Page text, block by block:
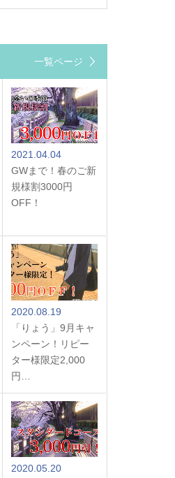
一覧ページ
2021.04.04
GWまで！春のご新
規様割3000円
OFF！
2020.08.19
「りょう」9月キャ
ンペーン！リピー
ター様限定2,000
円…
2020.05.20